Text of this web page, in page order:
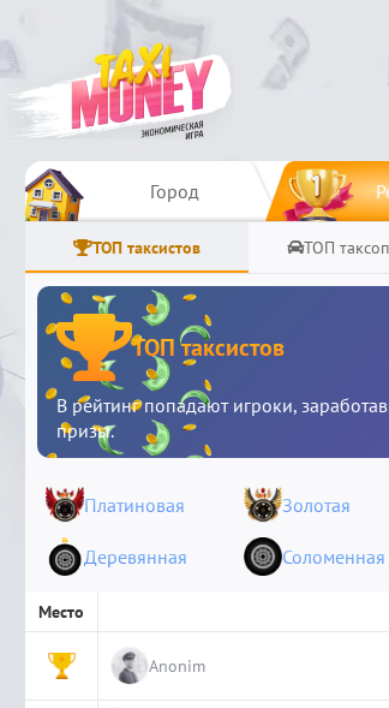
Город
ТОП таксистов ТОП
ТОП таксистов
В рейтинг попадают игроки,
призы.
Платиновая Золотая
Деревянная Соломенная
Место
1 Anonim